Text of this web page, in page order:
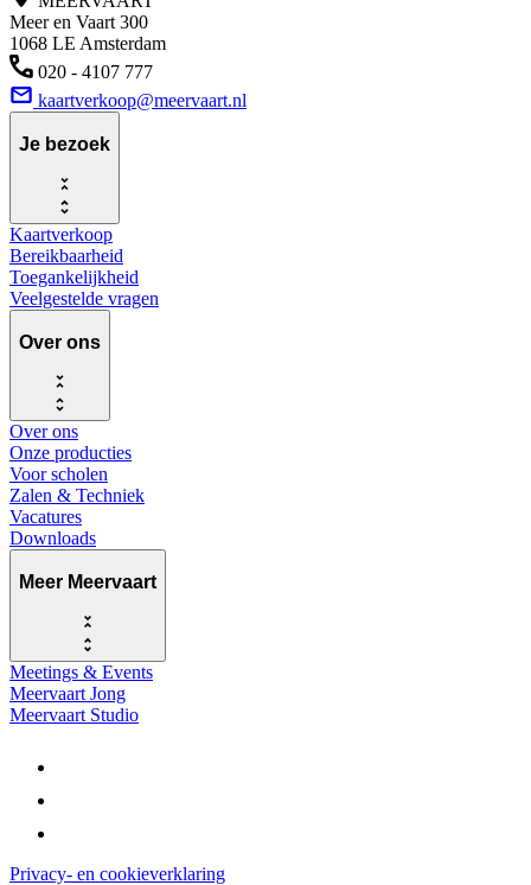
Meer en Vaart 300
1068 LE Amsterdam
020 - 4107 777
kaartverkoop@meervaart.nl
Je bezoek
Kaartverkoop
Bereikbaarheid
Toegankelijkheid
Veelgestelde vragen
Over ons
Over ons
Onze producties
Voor scholen
Zalen & Techniek
Vacatures
Downloads
Meer Meervaart
Meetings & Events
Meervaart Jong
Meervaart Studio
Privacy- en cookieverklaring